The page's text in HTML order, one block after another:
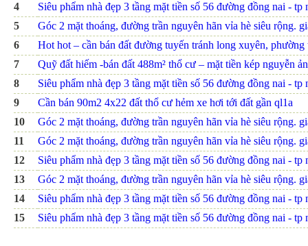
4
Siêu phẩm nhà đẹp 3 tầng mặt tiền số 56 đường đồng nai - tp
5
Góc 2 mặt thoáng, đường trần nguyên hãn vỉa hè siêu rộng.
6
Hot hot – cần bán đất đường tuyến tránh long xuyên, phường
7
Quỹ đất hiếm -bán đất 488m² thổ cư – mặt tiền kép nguyễn
8
Siêu phẩm nhà đẹp 3 tầng mặt tiền số 56 đường đồng nai - tp
9
Cần bán 90m2 4x22 đất thổ cư hẻm xe hơi tới đất gần ql1a
10
Góc 2 mặt thoáng, đường trần nguyên hãn vỉa hè siêu rộng.
11
Góc 2 mặt thoáng, đường trần nguyên hãn vỉa hè siêu rộng.
12
Siêu phẩm nhà đẹp 3 tầng mặt tiền số 56 đường đồng nai - tp
13
Góc 2 mặt thoáng, đường trần nguyên hãn vỉa hè siêu rộng.
14
Siêu phẩm nhà đẹp 3 tầng mặt tiền số 56 đường đồng nai - tp
15
Siêu phẩm nhà đẹp 3 tầng mặt tiền số 56 đường đồng nai - tp